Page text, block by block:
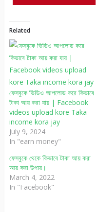
Related
ফেসবুকে ভিডিও আপলোড করে কিভাবে
টাকা আয় করা যায় | Facebook
videos upload kore Taka
income kora jay
July 9, 2024
In "earn money"
ফেসবুকে থেকে কিভাবে টাকা আয় করা
আয় করা উপায়।
March 4, 2022
In "Facebook"